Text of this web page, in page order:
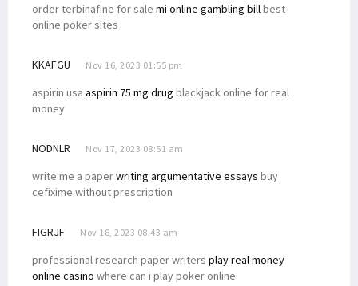
order terbinafine for sale mi online gambling billbest
online poker sites
KKAFGU Nov 16, 2023 01:55 pm
aspirin usa aspirin 75 mg drug blackjack online for real
money
NODNLR Nov 17, 2023 08:51 am
write me a paperwriting argumentative essays buy
cefixime without prescription
FIGRJF Nov 18, 2023 08:43 am
professional research paper writers play real money
online casino where can i play poker online